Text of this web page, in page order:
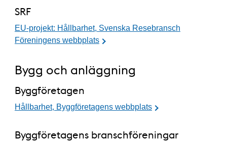
SRF
EU-projekt: Hållbarhet, Svenska Resebransch
Föreningens webbplats
Bygg och anläggning
Byggföretagen
Hållbarhet, Byggföretagens webbplats
Byggföretagens branschföreningar